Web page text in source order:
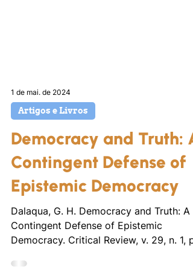
1 de mai. de 2024
Democracy and Truth: A
Contingent Defense of
Epistemic Democracy
Dalaqua, G. H. Democracy and Truth: A
Contingent Defense of Epistemic
Democracy. Critical Review, v. 29, n. 1, p.